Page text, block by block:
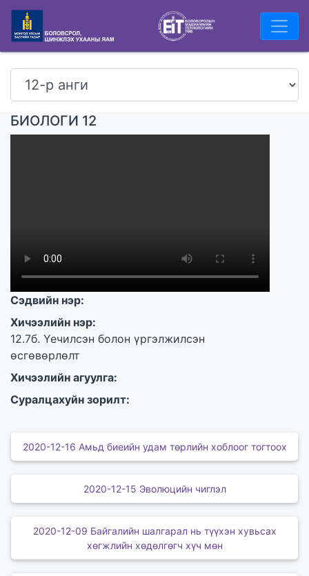
БИОЛОГИ 12
Сэдвийн нэр:
Хичээлийн нэр:
12.7б. Үечилсэн болон үргэлжилсэн
өсгөвөрлөлт
Хичээлийн агуулга:
Суралцахуйн зорилт:
2020-12-16 Амьд биеийн удам төрлийн хоблоог тогтоох
2020-12-15 Эволюцийн чиглэл
2020-12-09 Байгалийн шалгарал нь түүхэн хувьсах
хөгжлийн хөдөлгөгч хүч мөн